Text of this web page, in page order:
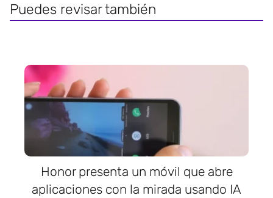
Puedes revisar también
Honor presenta un móvil que abre
aplicaciones con la mirada usando IA